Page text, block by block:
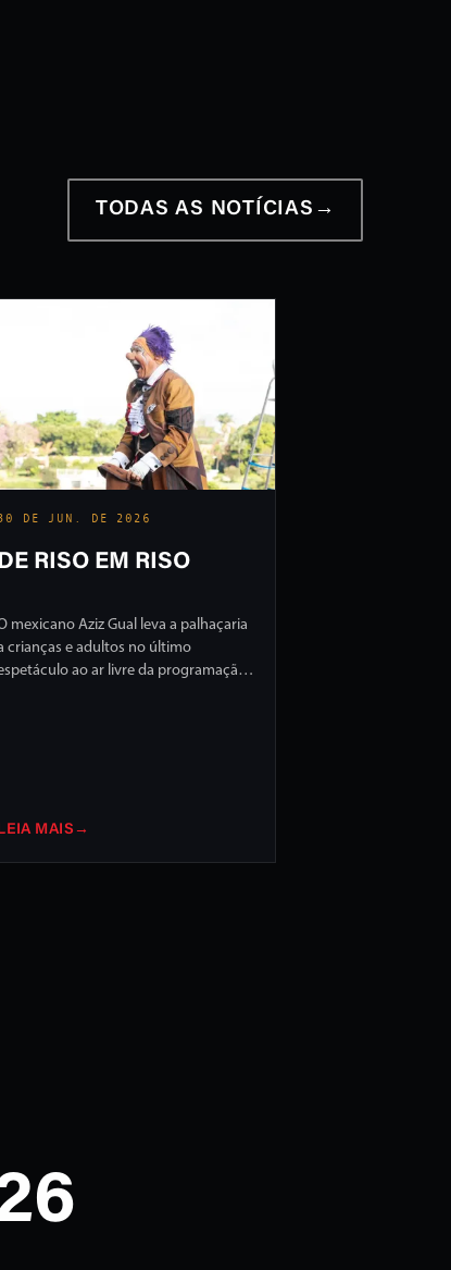
TODAS AS NOTÍCIAS →
DE JUN. DE 2026
RISO EM RISO
mexicano Aziz Gual leva a palhaçaria
crianças e adultos no último
ao ar livre da programação
MAIS →